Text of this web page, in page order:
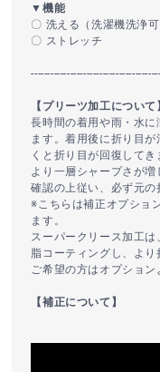
▼機能
〇 洗える（洗濯機洗浄可
〇 ストレッチ
----------------------------------------
【プリーツ加工について
長時間の着用や雨・水
ます。着用後に折り目
くと折り目が回復して
より一層シャープさが
確認の上従い、必ず元の
※こちらは補正オプショ
ます。
スーパークリース加工
脂コーティングし、より
ご希望の方はオプション
【補正について】